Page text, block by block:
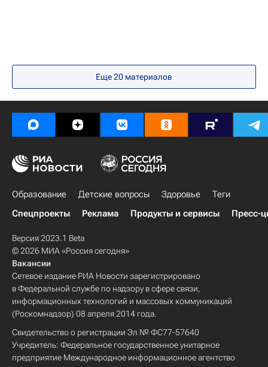
Еще 20 материалов
Образование Детские вопросы Здоровье
Теги
Спецпроекты
Реклама Продукты и сервисы Пресс-
Версия 2023.1 Beta
© 2026 МИА «Россия сегодня»
Вакансии
Сетевое издание РИА Новости зарегистрировано
в Федеральной службе по надзору в сфере связи,
информационных технологий и массовых коммуникаций
(Роскомнадзор) 08 апреля 2014 года.
Свидетельство о регистрации Эл № ФС77-57640
Учредитель: Федеральное государственное унитарное
предприятие Международное информационное агентство